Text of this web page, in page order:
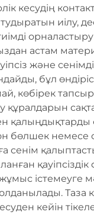
кесудің
иілу,
астам
және
бұл
көбірек
бөлшек немесе
сенім
жұмыс
кейін